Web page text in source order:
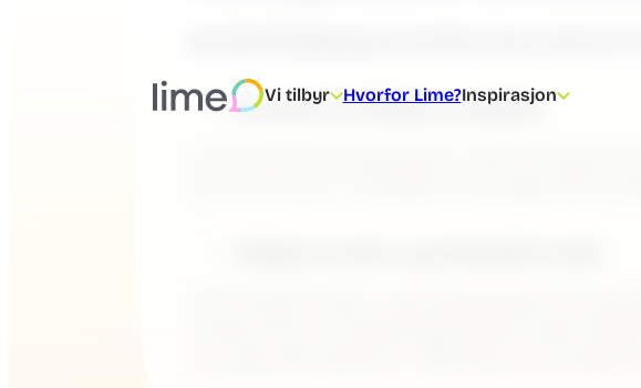
Vi tilbyr Hvorfor Lime?Inspirasjon
Interesse for tidligere prosjekter